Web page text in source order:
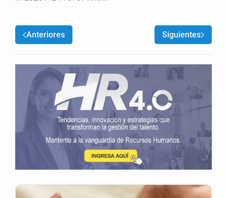
Anteriores Siguientes